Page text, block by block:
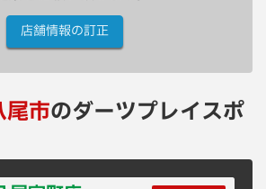
店舗情報の訂正
尾市のダーツプレイスポ